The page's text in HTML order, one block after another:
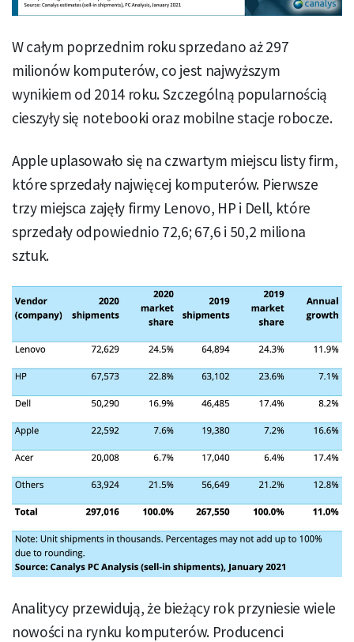
W całym poprzednim roku sprzedano aż 297
milionów komputerów, co jest najwyższym
wynikiem od 2014 roku. Szczególną popularnością
cieszyły się notebooki oraz mobilne stacje robocze.
Apple uplasowało się na czwartym miejscu listy firm,
które sprzedały najwięcej komputerów. Pierwsze
trzy miejsca zajęły firmy Lenovo, HP i Dell, które
sprzedały odpowiednio 72,6; 67,6 i 50,2 miliona
sztuk.
Analitycy przewidują, że bieżący rok przyniesie wiele
nowości na rynku komputerów. Producenci